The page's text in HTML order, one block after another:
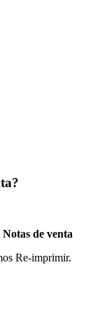
Notas de venta
Re-imprimir.